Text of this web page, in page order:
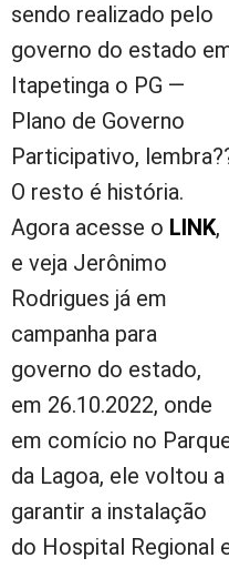
sendo realizado pelo
governo do estado
Itapetinga o PG —
Plano de Governo
Participativo,
O resto é história.
Agora acesse o LINK,
e veja Jerônimo
Rodrigues já em
campanha para
governo do estado,
em 26.10.2022, onde
em comício no
da Lagoa, ele voltou a
garantir a instalação
do Hospital Regional